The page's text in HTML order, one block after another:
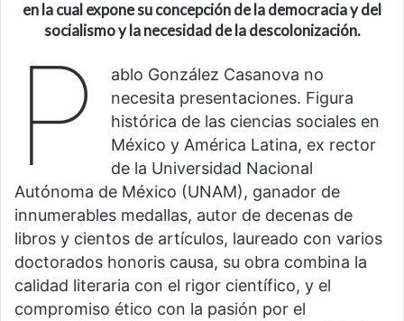
en la cual expone su concepción de la democracia y del
socialismo y la necesidad de la descolonización.
P
ablo González Casanova no
necesita presentaciones. Figura
histórica de las ciencias sociales en
México y América Latina, ex rector
de la Universidad Nacional
Autónoma de México (UNAM), ganador de
innumerables medallas, autor de decenas de
libros y cientos de artículos, laureado con varios
doctorados honoris causa, su obra combina la
calidad literaria con el rigor científico, y el
compromiso ético con la pasión por el